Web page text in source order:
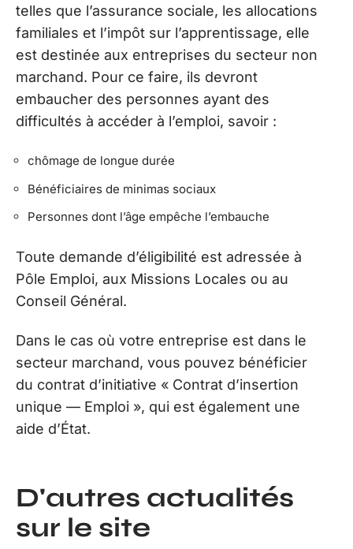
telles que l’assurance sociale, les allocations
familiales et l’impôt sur l’apprentissage, elle
est destinée aux entreprises du secteur non
marchand. Pour ce faire, ils devront
embaucher des personnes ayant des
difficultés à accéder à l’emploi, savoir :
chômage de longue durée
Bénéficiaires de minimas sociaux
Personnes dont l’âge empêche l’embauche
Toute demande d’éligibilité est adressée à
Pôle Emploi, aux Missions Locales ou au
Conseil Général.
Dans le cas où votre entreprise est dans le
secteur marchand, vous pouvez bénéficier
du contrat d’initiative « Contrat d’insertion
unique — Emploi », qui est également une
aide d’État.
D'autres actualités
sur le site